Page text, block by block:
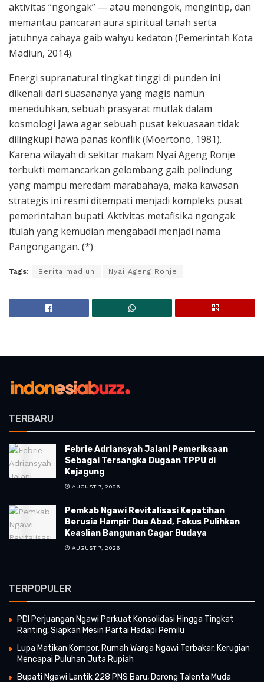
aktivitas “ngongak” — atau menengok, mengintip, dan
memantau pancaran aura spiritual tanah serta
jatuhnya cahaya gaib wahyu kedaton (Pemerintah Kota
Madiun, 2014).
Energi supranatural tingkat tinggi di punden ini
dikenali dari suasananya yang magis namun
meneduhkan, sebuah prasyarat mutlak dalam
kosmologi Jawa agar sebuah pusat kekuasaan tidak
dilingkupi hawa panas konflik (Moertono, 1981).
Karena wilayah di sekitar makam Nyai Ageng Ronje
terbukti memancarkan gelombang gaib pelindung
yang mampu meredam marabahaya, maka kawasan
strategis ini resmi ditempati menjadi kompleks pusat
pemerintahan bupati. Aktivitas metafisika ngongak
itulah yang kemudian mengabadi menjadi nama
Pangongangan. (*)
Tags: Berita madiun Nyai Ageng Ronje
TERBARU
Febrie Adriansyah Jalani Pemeriksaan
Sebagai Tersangka Dugaan TPPU di
Kejagung
AUGUST 7, 2026
Pemkab Ngawi Revitalisasi Kepatihan
Berusia Hampir Dua Abad, Fokus Pulihkan
Keaslian Bangunan Cagar Budaya
AUGUST 7, 2026
TERPOPULER
PDI Perjuangan Ngawi Perkuat Konsolidasi Hingga Tingkat
Ranting, Siapkan Mesin Partai Hadapi Pemilu
Lupa Matikan Kompor, Rumah Warga Ngawi Terbakar, Kerugian
Mencapai Puluhan Juta Rupiah
Bupati Ngawi Lantik 228 PNS Baru, Dorong Talenta Muda